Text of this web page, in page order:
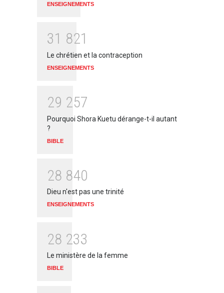
ENSEIGNEMENTS
31 821
Le chrétien et la contraception
ENSEIGNEMENTS
29 257
Pourquoi Shora Kuetu dérange-t-il autant
?
BIBLE
28 840
Dieu n'est pas une trinité
ENSEIGNEMENTS
28 233
Le ministère de la femme
BIBLE